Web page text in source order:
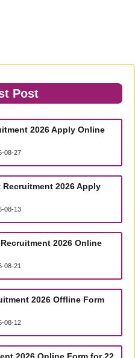
Post
2026 Apply Online
08-27
Recruitment 2026 Apply
08-13
2026 Online
08-21
2026 Offline Form
08-12